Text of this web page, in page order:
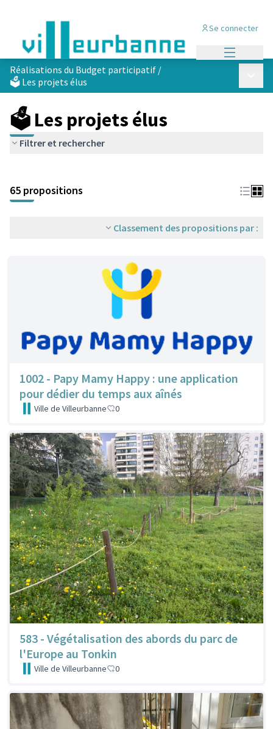
Se connecter
Réalisations du Budget participatif /
🗳️ Les projets élus
🗳️ Les projets élus
Filtrer et rechercher
+
−
65 propositions
Classement des propositions par :
1002 - Papy Mamy Happy : une application
pour dédier du temps aux aînés
Ville de Villeurbanne 0
583 - Végétalisation des abords du parc de
l'Europe au Tonkin
Ville de Villeurbanne 0